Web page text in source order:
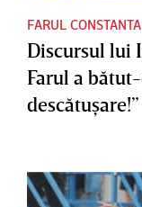
FARUL CONSTANTA
Discursul lui
Farul a
descătuşare!”